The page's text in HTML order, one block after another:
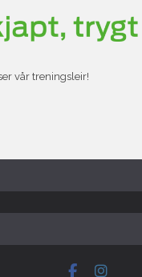
vår treningsleir!